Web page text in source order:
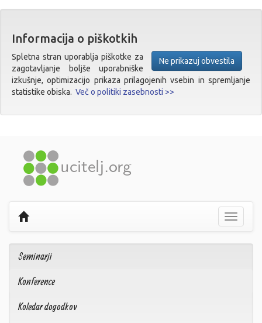
Informacija o piškotkih
Ne prikazuj obvestila
Spletna stran uporablja piškotke za
zagotavljanje boljše uporabniške
izkušnje, optimizacijo prikaza prilagojenih vsebin in spremljanje
statistike obiska. Več o politiki zasebnosti >>
Prikaži
Seminarji
Konference
Koledar dogodkov